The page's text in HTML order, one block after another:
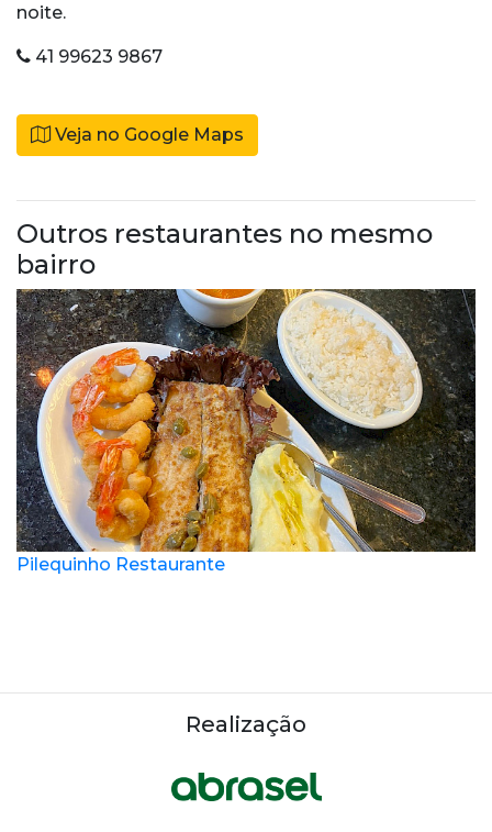
noite.
41 99623 9867
Veja no Google Maps
Outros restaurantes no mesmo
bairro
Pilequinho Restaurante
Realização